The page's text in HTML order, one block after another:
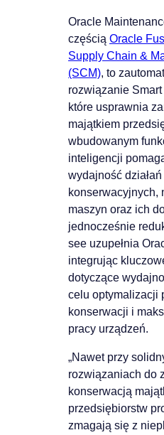
Oracle
częścią Oracle
Supply Chain &
(SCM), to
rozwiązanie
które usprawnia
majątkiem
wbudowanym
inteligencji
wydajność działań
konserwacyjnych,
maszyn oraz ich
jednocześnie
see uzupełnia
integrując
dotyczące
celu optymalizacji
konserwacji i
pracy urządzeń.
„Nawet przy
rozwiązaniach do
konserwacją
przedsiębiorstw
zmagają się z